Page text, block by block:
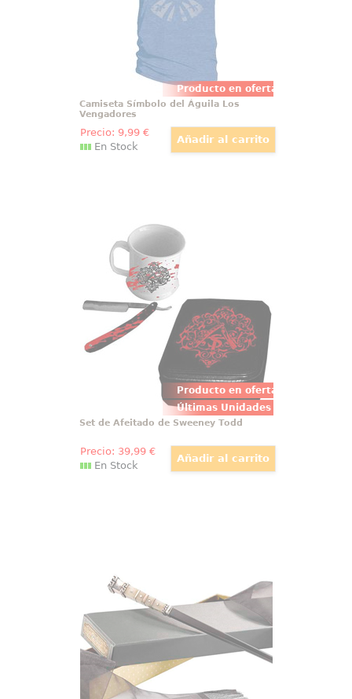
Producto en oferta
Camiseta Símbolo del Águila Los
Vengadores
Precio: 9,99€
En Stock
Producto en oferta
Últimas Unidades
Set de Afeitado de Sweeney Todd
Réplica del set de afeitado basado
en la popular película de
“Sweeney Todd”. Producto oficial.
Set de Afeitado de Sweeney Todd
Precio: 39,99€
En Stock
réplica oficial de la varita de
Spielman, basada en la saga de
películas Animales Fantásticos.
Viene en una bonita caja de
regalo y con una cenefa para
adornar.